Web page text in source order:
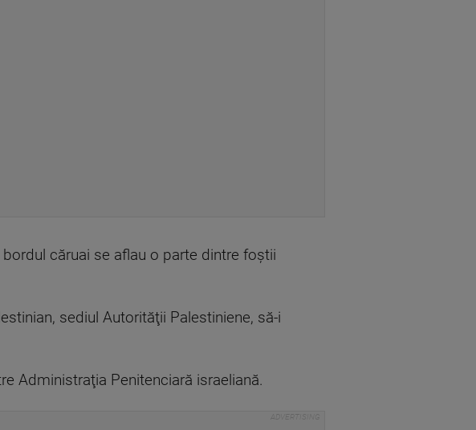
căruai se aflau o parte dintre foştii
sediul Autorităţii Palestiniene, să-i
Administraţia Penitenciară israeliană.